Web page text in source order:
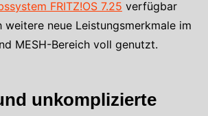
FRITZ!OS 7.25 verfügbar
weitere neue Leistungsmerkmale im
MESH-Bereich voll genutzt.
unkomplizierte